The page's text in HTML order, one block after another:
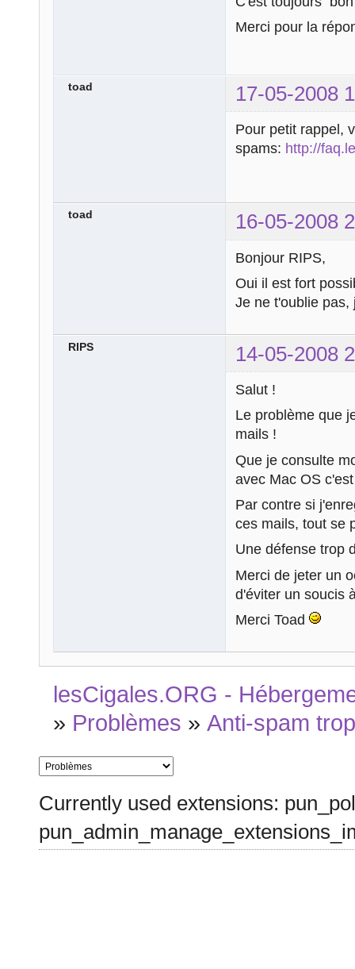
Merci pour la
toad 17-05-2008
Pour petit rappel,
spams: http://
toad 16-05-2008
Bonjour RIPS,
Oui il est fort
Je ne t'oublie
RIPS 14-05-2008
Salut !
Le problème que
mails !
Que je consulte
avec Mac OS
Par contre si
ces mails, tout se
Une défense trop
Merci de jeter un
d'éviter un soucis
Merci Toad
lesCigales.ORG -
» Problèmes »Anti-spam
Currently used extensions: